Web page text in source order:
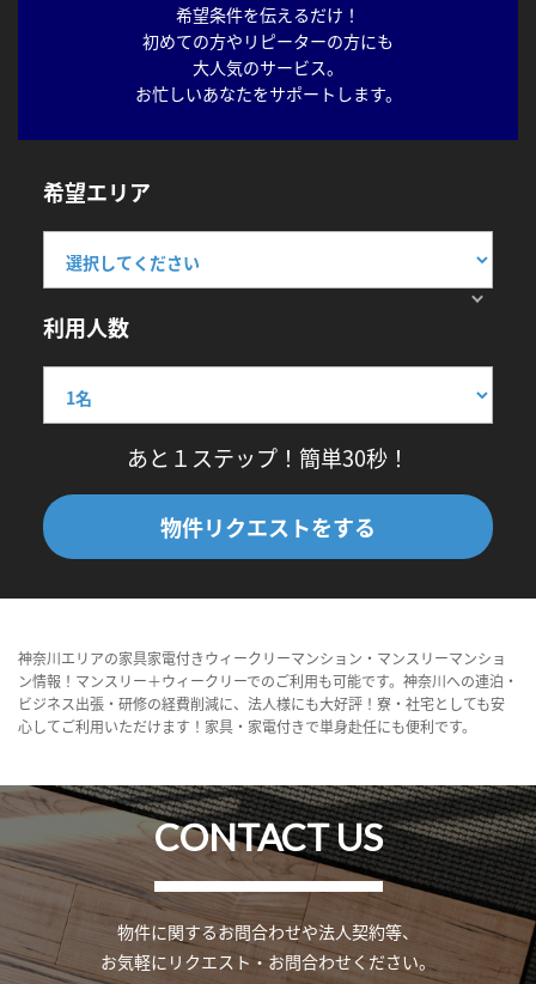
希望条件を伝えるだけ！
初めての方やリピーターの方にも
大人気のサービス。
お忙しいあなたをサポートします。
希望エリア
利用人数
あと１ステップ！簡単30秒！
物件リクエストをする
神奈川エリアの家具家電付きウィークリーマンション・マンスリーマンショ
ン情報！マンスリー＋ウィークリーでのご利用も可能です。神奈川への連泊・
ビジネス出張・研修の経費削減に、法人様にも大好評！寮・社宅としても安
心してご利用いただけます！家具・家電付きで単身赴任にも便利です。
CONTACT US
物件に関するお問合わせや法人契約等、
お気軽にリクエスト・お問合わせください。